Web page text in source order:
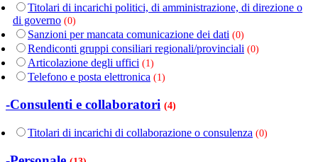
Titolari di incarichi politici, di amministrazione, di direzione o
di governo (0)
Sanzioni per mancata comunicazione dei dati (0)
Rendiconti gruppi consiliari regionali/provinciali (0)
Articolazione degli uffici (1)
Telefono e posta elettronica (1)
-Consulenti e collaboratori (4)
Titolari di incarichi di collaborazione o consulenza (0)